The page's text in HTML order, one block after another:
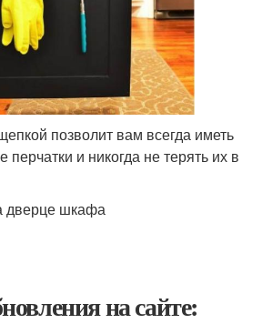
позволит вам всегда иметь
перчатки и никогда не терять их в
дверце шкафа
на сайте: